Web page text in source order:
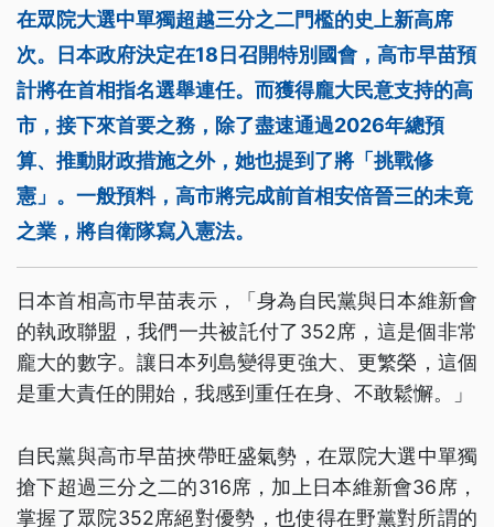
在眾院大選中單獨超越三分之二門檻的史上新高席
次。日本政府決定在18日召開特別國會，高市早苗預
計將在首相指名選舉連任。而獲得龐大民意支持的高
市，接下來首要之務，除了盡速通過2026年總預
算、推動財政措施之外，她也提到了將「挑戰修
憲」。一般預料，高市將完成前首相安倍晉三的未竟
之業，將自衛隊寫入憲法。
日本首相高市早苗表示，「身為自民黨與日本維新會
的執政聯盟，我們一共被託付了352席，這是個非常
龐大的數字。讓日本列島變得更強大、更繁榮，這個
是重大責任的開始，我感到重任在身、不敢鬆懈。」
自民黨與高市早苗挾帶旺盛氣勢，在眾院大選中單獨
搶下超過三分之二的316席，加上日本維新會36席，
掌握了眾院352席絕對優勢，也使得在野黨對所謂的